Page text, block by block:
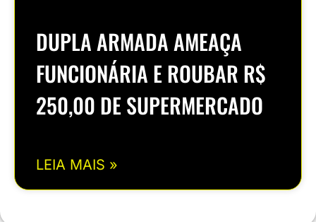
DUPLA ARMADA AMEAÇA
FUNCIONÁRIA E ROUBAR R$
250,00 DE SUPERMERCADO
LEIA MAIS »